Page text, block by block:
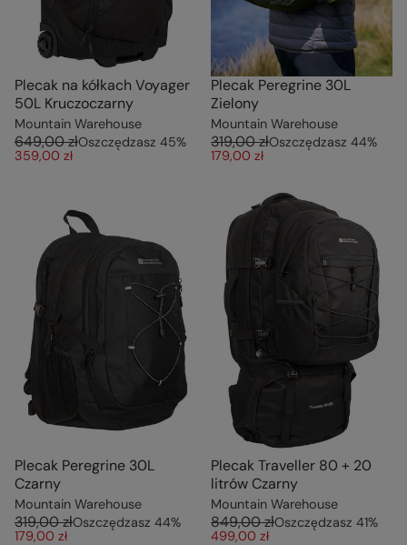
Plecak na kółkach Voyager
50L Kruczoczarny
Mountain Warehouse
649,00 złOszczędzasz 45%
359,00 zł
Plecak Peregrine 30L
Zielony
Mountain Warehouse
319,00 złOszczędzasz 44%
179,00 zł
Plecak Peregrine 30L
Czarny
Mountain Warehouse
319,00 złOszczędzasz 44%
179,00 zł
Plecak Traveller 80 + 20
litrów Czarny
Mountain Warehouse
849,00 złOszczędzasz 41%
499,00 zł